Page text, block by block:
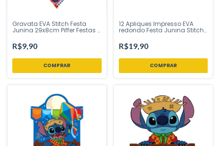
Gravata EVA Stitch Festa
Junina 29x8cm Piffer Festas -
R$9,90
12 Apliques Impresso EVA
redondo Festa Junina Stitch
Inspire sua Festa Loja
R$19,90